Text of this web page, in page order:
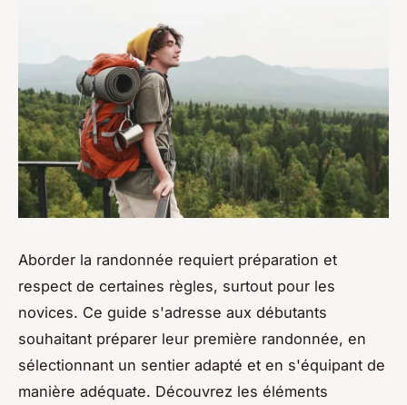
Aborder la randonnée requiert préparation et
respect de certaines règles, surtout pour les
novices. Ce guide s'adresse aux débutants
souhaitant préparer leur première randonnée, en
sélectionnant un sentier adapté et en s'équipant de
manière adéquate. Découvrez les éléments